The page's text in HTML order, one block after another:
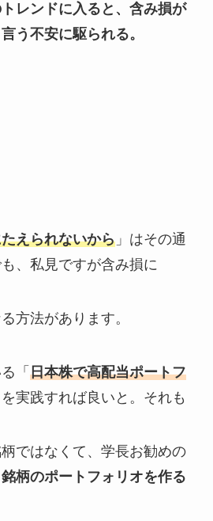
レンドに入ると、含み損が
う不安に駆られる。
えられないから」はその通
、私見ですが含み損に
方法があります。
「 日本株で高配当ポートフ
実践すれば良いと。それも
ではなくて、学長お勧めの
柄のポートフォリオを作る